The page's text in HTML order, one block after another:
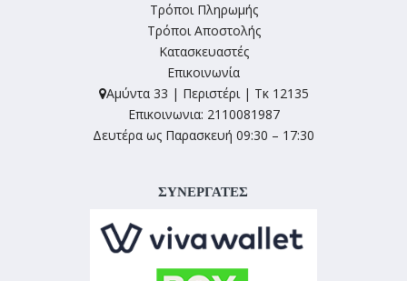
Τρόποι Πληρωμής
Τρόποι Αποστολής
Κατασκευαστές
Επικοινωνία
Αμύντα 33 | Περιστέρι | Τκ 12135
Επικοινωνια: 2110081987
Δευτέρα ως Παρασκευή 09:30 – 17:30
ΣΥΝΕΡΓΑΤΕΣ